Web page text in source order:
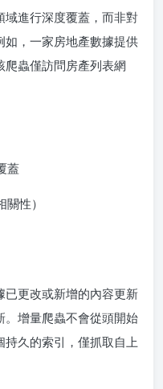
進行深度覆蓋，而非對
，一家房地產數據提供
蟲僅訪問房產列表網
蓋
性）
更改或新增的內容更新
增量爬蟲不會從頭開始
久的索引，僅抓取自上